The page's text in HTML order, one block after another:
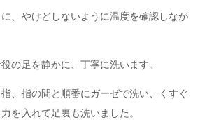
、やけどしないように温度を確認しなが
の足を静かに、丁寧に洗います。
、指の間と順番にガーゼで洗い、くすぐ
を入れて足裏も洗いました。